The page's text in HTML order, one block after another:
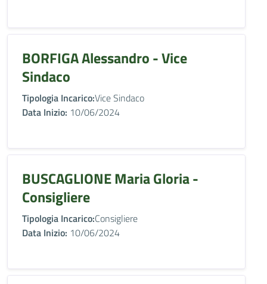
BORFIGA Alessandro - Vice
Sindaco
Tipologia Incarico:Vice Sindaco
Data Inizio: 10/06/2024
BUSCAGLIONE Maria Gloria -
Consigliere
Tipologia Incarico:Consigliere
Data Inizio: 10/06/2024